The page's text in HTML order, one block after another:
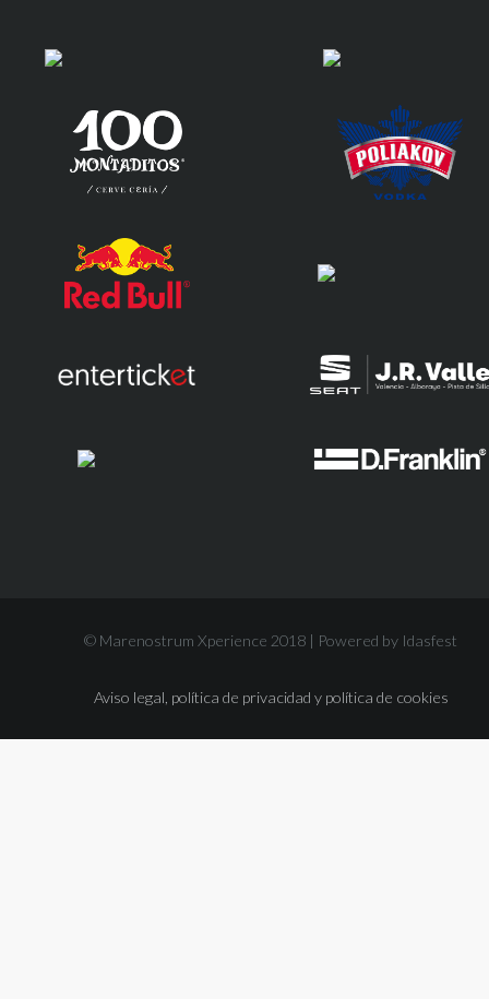
© Marenostrum Xperience 2018 | Powered by Idasfest
Aviso legal, política de privacidad y política de cookies